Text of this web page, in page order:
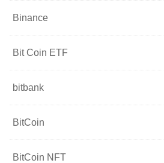
Binance
Bit Coin ETF
bitbank
BitCoin
BitCoin NFT